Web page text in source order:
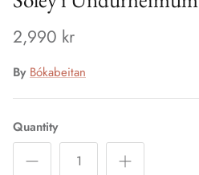
2,990 kr
By Bókabeitan
Quantity